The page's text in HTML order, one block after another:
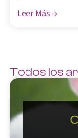
Leer Más →
Todos los